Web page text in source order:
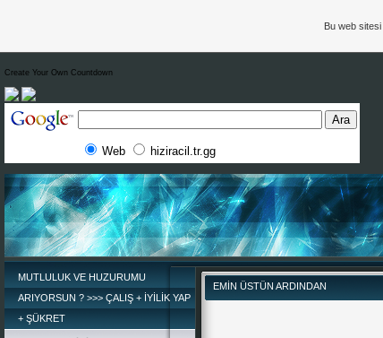
Create Your Own Countdown
Web hiziracil.tr.gg
MUTLULUK VE HUZURUMU
ARIYORSUN ? >>> ÇALIŞ + İYİLİK YAP
+ ŞÜKRET
EMİN ÜSTÜN ARDINDAN
Bu web sitesi